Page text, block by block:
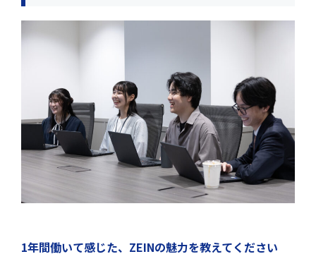
1年間働いて感じた、ZEINの魅力を教えてください